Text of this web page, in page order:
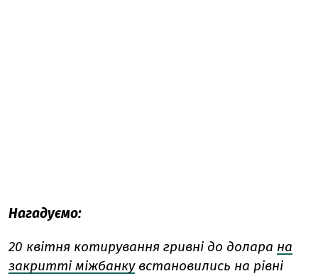
Нагадуємо:
20 квітня котирування гривні до долара на
закритті міжбанкувстановились на рівні